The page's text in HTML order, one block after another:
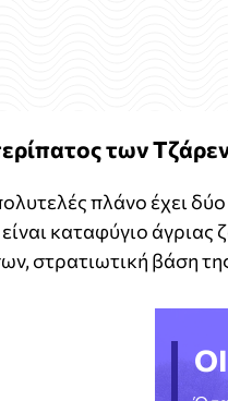
των
πλάνο έχει
καταφύγιο άγριας
στρατιωτική βάση